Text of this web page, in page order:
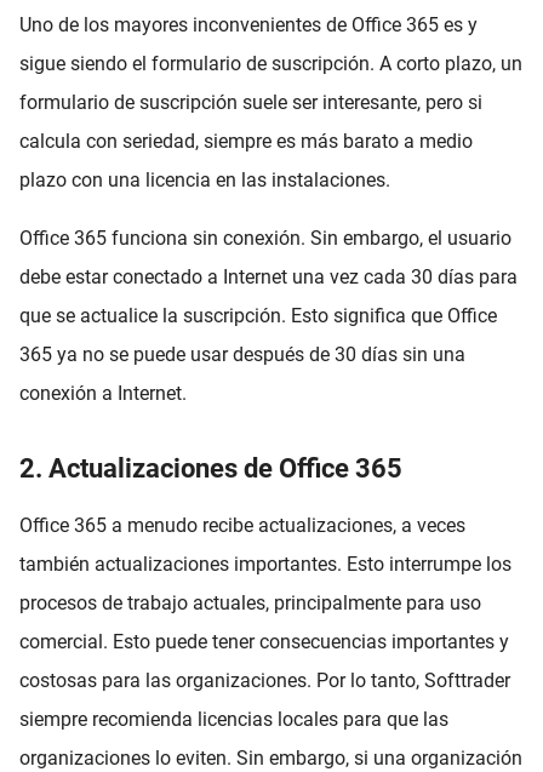
Uno de los mayores inconvenientes de Office 365 es y
sigue siendo el formulario de suscripción. A corto plazo, un
formulario de suscripción suele ser interesante, pero si
calcula con seriedad, siempre es más barato a medio
plazo con una licencia en las instalaciones.
Office 365 funciona sin conexión. Sin embargo, el usuario
debe estar conectado a Internet una vez cada 30 días para
que se actualice la suscripción. Esto significa que Office
365 ya no se puede usar después de 30 días sin una
conexión a Internet.
2. Actualizaciones de Office 365
Office 365 a menudo recibe actualizaciones, a veces
también actualizaciones importantes. Esto interrumpe los
procesos de trabajo actuales, principalmente para uso
comercial. Esto puede tener consecuencias importantes y
costosas para las organizaciones. Por lo tanto, Softtrader
siempre recomienda licencias locales para que las
organizaciones lo eviten. Sin embargo, si una organización